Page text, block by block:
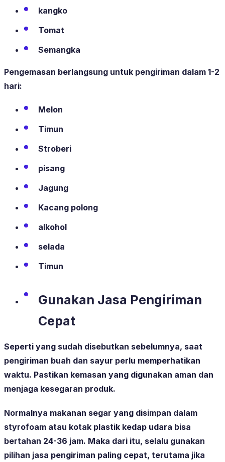
kangko
Tomat
Semangka
Pengemasan berlangsung untuk pengiriman dalam 1-2
hari:
Melon
Timun
Stroberi
pisang
Jagung
Kacang polong
alkohol
selada
Timun
Gunakan Jasa Pengiriman
Cepat
Seperti yang sudah disebutkan sebelumnya, saat
pengiriman buah dan sayur perlu memperhatikan
waktu. Pastikan kemasan yang digunakan aman dan
menjaga kesegaran produk.
Normalnya makanan segar yang disimpan dalam
styrofoam atau kotak plastik kedap udara bisa
bertahan 24-36 jam. Maka dari itu, selalu gunakan
pilihan jasa pengiriman paling cepat, terutama jika